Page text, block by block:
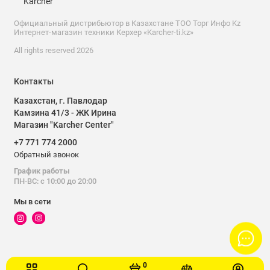
0
Количество (шт.):
0,081
Официальный дистрибьютор в Казахстане ТОО Торг Инфо Kz
Интернет-магазин техники Керхер «Karcher-ti.kz»
All rights reserved 2026
Контакты
Казахстан, г. Павлодар
Камзина 41/3 - ЖК Ирина
Магазин "Karcher Center"
+7 771 774 2000
Обратный звонок
График работы
ПН-ВС: с 10:00 до 20:00
Мы в сети